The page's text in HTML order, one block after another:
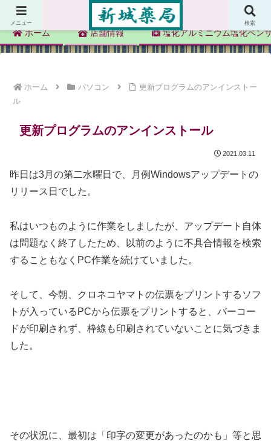
新城薬局
ホーム 店舗情報 塩化アルミニウム塩化ベン
ホーム パソコン
更新プログラムのアンインストー
ル
更新プログラムのアンインストール
2021.03.11
昨日は3月の第二水曜日で、月例Windowsアップデートの
リリース日でした。
私はいつものように作業をしましたが、アップデート自体
は問題なく終了したため、以前のように不具合情報を検索
することもなくPC作業を続けていました。
そして、今朝、クロネコヤマトの伝票をプリントするソフ
トが入っているPCから伝票をプリントすると、バーコー
ドが印刷されず、枠線も印刷されていないことに気づきま
した。
その状況に、最初は「印字の変更があったのかも」等と思
メニュー 検索